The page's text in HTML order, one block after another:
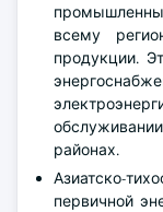
всему
продукции.
районах.
Азиатско-
первичной